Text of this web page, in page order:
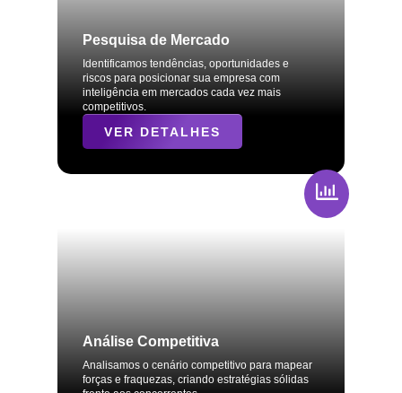
Pesquisa de Mercado
Identificamos tendências, oportunidades e
riscos para posicionar sua empresa com
inteligência em mercados cada vez mais
competitivos.
VER DETALHES
Análise Competitiva
Analisamos o cenário competitivo para mapear
forças e fraquezas, criando estratégias sólidas